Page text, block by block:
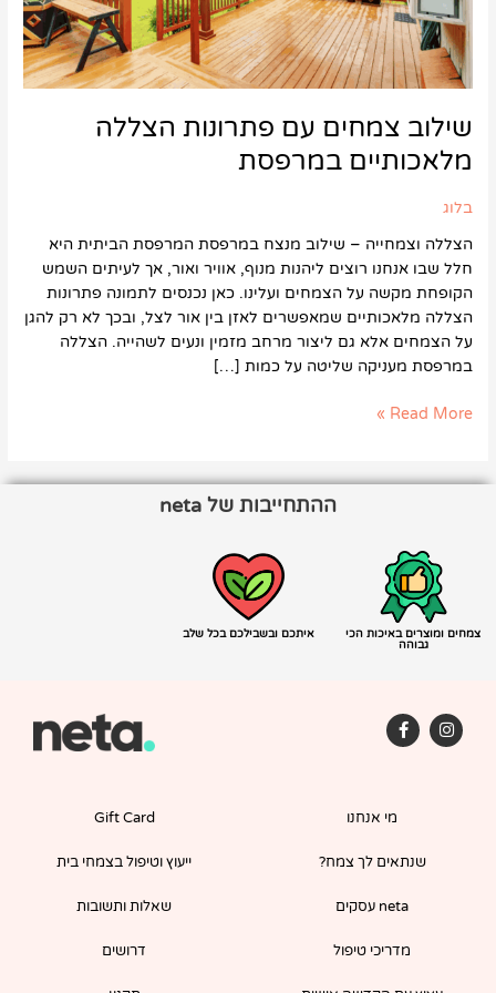
שילוב צמחים עם פתרונות הצללה
מלאכותיים במרפסת
בלוג
הצללה וצמחייה – שילוב מנצח במרפסת המרפסת הביתית היא
חלל שבו אנחנו רוצים ליהנות מנוף, אוויר ואור, אך לעיתים השמש
הקופחת מקשה על הצמחים ועלינו. כאן נכנסים לתמונה פתרונות
הצללה מלאכותיים שמאפשרים לאזן בין אור לצל, ובכך לא רק להגן
על הצמחים אלא גם ליצור מרחב מזמין ונעים לשהייה. הצללה
במרפסת מעניקה שליטה על כמות […]
Read More »
ההתחייבות של neta
צמחים ומוצרים באיכות הכי
גבוהה
איתכם ובשבילכם בכל שלב
I
n
s
F
a
c
o
-
f
מי אנחנו
שנתאים לך צמח?
neta עסקים
מדריכי טיפול
Gift Card
ייעוץ וטיפול בצמחי בית
שאלות ותשובות
דרושים